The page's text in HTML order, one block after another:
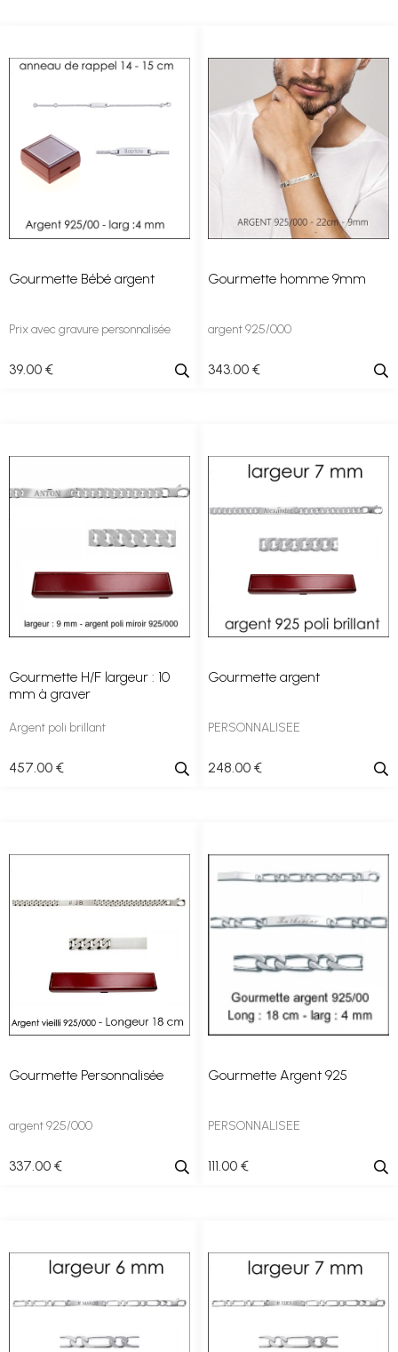
Gourmette Bébé argent
Prix avec gravure personnalisée
39.00 €
Gourmette homme 9mm
argent 925/000
343.00 €
Gourmette H/F largeur : 10
mm à graver
Argent poli brillant
457.00 €
Gourmette argent
PERSONNALISEE
248.00 €
Gourmette Personnalisée
argent 925/000
337.00 €
Gourmette Argent 925
PERSONNALISEE
111.00 €